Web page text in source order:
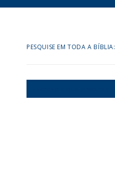
PESQUISE EM TODA A BÍBLIA:
Search